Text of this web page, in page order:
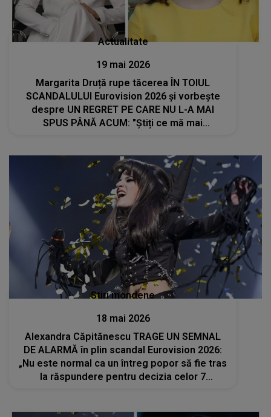
Actualitate
19 mai 2026
Margarita Druță rupe tăcerea ÎN TOIUL
SCANDALULUI Eurovision 2026 și vorbește
despre UN REGRET PE CARE NU L-A MAI
SPUS PÂNĂ ACUM: "Știți ce mă mai
Stiri mondene
18 mai 2026
Alexandra Căpitănescu TRAGE UN SEMNAL
DE ALARMĂ în plin scandal Eurovision 2026:
„Nu este normal ca un întreg popor să fie tras
la răspundere pentru decizia celor 7